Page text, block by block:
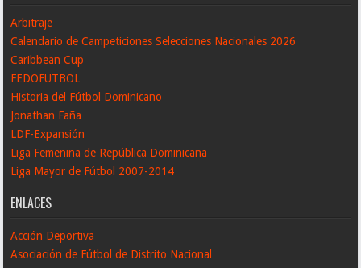
Arbitraje
Calendario de Campeticiones Selecciones Nacionales 2026
Caribbean Cup
FEDOFUTBOL
Historia del Fútbol Dominicano
Jonathan Faña
LDF-Expansión
Liga Femenina de República Dominicana
Liga Mayor de Fútbol 2007-2014
ENLACES
Acción Deportiva
Asociación de Fútbol de Distrito Nacional